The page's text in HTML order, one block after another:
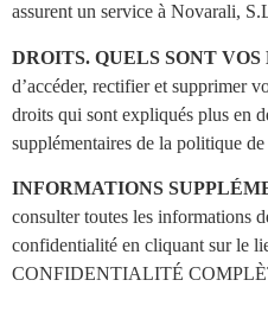
assurent un service à Novarali,
DROITS. QUELS SONT VOS
d’accéder, rectifier et supprimer
droits qui sont expliqués plus en
supplémentaires de la politique
INFORMATIONS
consulter toutes les informations
confidentialité en cliquant sur le
CONFIDENTIALITÉ